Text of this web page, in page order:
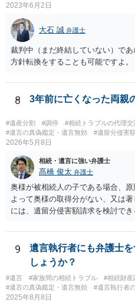
2023年6月2日
大石 誠 弁護士
裁判中（まだ終結していない）で
方針転換をすることも可能ですよ。
8 3年前に亡くなった両親
#遺産分割 #調停 #相続トラブルの代理交
#遺言の真偽鑑定・遺言無効
#遺留分侵害
2026年5月8日
相続・遺言に強い弁護士
髙橋 俊太 弁護士
奥様が被相続人の子である場合、
よって奥様の取得分がない、又は
には、遺留分侵害額請求を検討で
記の義務化に関する説明と混同さ
記については、不動産を相続で取
に申請する義務があります。一方
よび遺留分を侵害する贈与・遺贈
時効にかかります。また、相続開始
有無にかかわらず行使できなくな
9
遺言執行者にも弁護士
しょうか？
#遺言 #家族間の相続トラブル
#相続財産
#遺言の真偽鑑定・遺言無効
#遺言執行者
2025年8月8日